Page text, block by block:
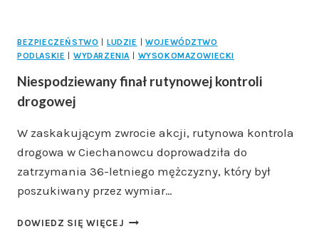
BEZPIECZEŃSTWO LUDZIE
WOJEWÓDZTWO
PODLASKIE
WYDARZENIA WYSOKOMAZOWIECKI
Niespodziewany finał rutynowej kontroli
drogowej
W zaskakującym zwrocie akcji, rutynowa kontrola
drogowa w Ciechanowcu doprowadziła do
zatrzymania 36-letniego mężczyzny, który był
poszukiwany przez wymiar…
DOWIEDZ SIĘ WIĘCEJ NIESPODZIEWANY